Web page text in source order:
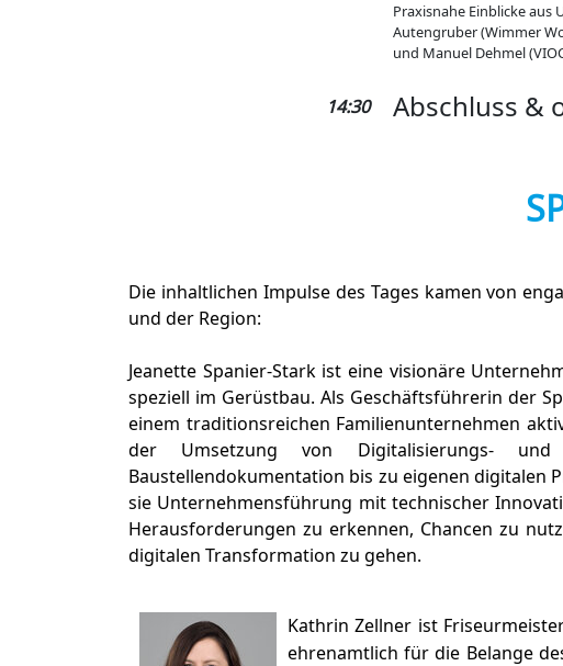
Praxisnahe Einblicke aus
Autengruber (Wimmer
und Manuel Dehmel
14:30 Abschluss &
Die inhaltlichen Impulse des Tages kamen von
und der Region:
Jeanette Spanier-Stark ist eine visionäre
speziell im Gerüstbau. Als Geschäftsführerin der
einem traditionsreichen Familienunternehmen
der Umsetzung von Digitalisierungs-
Baustellendokumentation bis zu eigenen digitalen
sie Unternehmensführung mit technischer
Herausforderungen zu erkennen, Chancen zu
digitalen Transformation zu gehen.
Kathrin Zellner ist
ehrenamtlich für die Belange